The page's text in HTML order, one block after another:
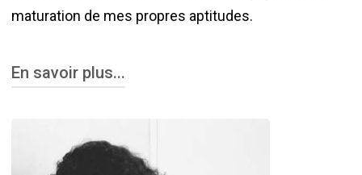
maturation de mes propres aptitudes.
En savoir plus...
Ces techniques vont affluer spontanément selon
la perception ressentie par le touché des mains
dans une progression adaptée à l’individualité de